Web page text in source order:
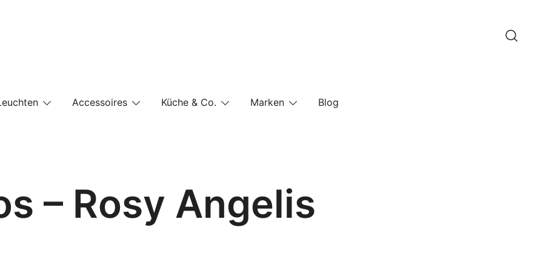
Accessoires Küche & Co. Marken Blog
– Rosy Angelis